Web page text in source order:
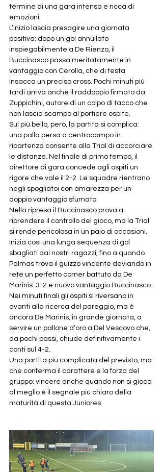
termine di una gara intensa e ricca di
emozioni.
L’inizio lascia presagire una giornata
positiva: dopo un gol annullato
inspiegabilmente a De Rienzo, il
Buccinasco passa meritatamente in
vantaggio con Cerolla, che di testa
insacca un preciso cross. Pochi minuti più
tardi arriva anche il raddoppio firmato da
Zuppichini, autore di un colpo di tacco che
non lascia scampo al portiere ospite.
Sul più bello, però, la partita si complica:
una palla persa a centrocampo in
ripartenza consente alla Trial di accorciare
le distanze. Nel finale di primo tempo, il
direttore di gara concede agli ospiti un
rigore che vale il 2-2. Le squadre rientrano
negli spogliatoi con amarezza per un
doppio vantaggio sfumato.
Nella ripresa il Buccinasco prova a
riprendere il controllo del gioco, ma la Trial
si rende pericolosa in un paio di occasioni.
Inizia così una lunga sequenza di gol
sbagliati dai nostri ragazzi, fino a quando
Palmas trova il guizzo vincente deviando in
rete un perfetto corner battuto da De
Marinis: 3-2 e nuovo vantaggio Buccinasco.
Nei minuti finali gli ospiti si riversano in
avanti alla ricerca del pareggio, ma è
ancora De Marinis, in grande giornata, a
servire un pallone d’oro a Del Vescovo che,
da pochi passi, chiude definitivamente i
conti sul 4-2.
Una partita più complicata del previsto, ma
che conferma il carattere e la forza del
gruppo: vincere anche quando non si gioca
al meglio è il segnale più chiaro della
maturità di questa Juniores.